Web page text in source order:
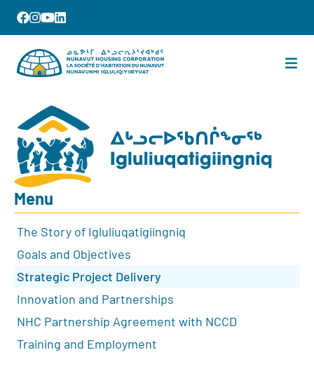
Menu
The Story of Igluliuqatigiingniq
Goals and Objectives
Strategic Project Delivery
Innovation and Partnerships
NHC Partnership Agreement with NCCD
Training and Employment